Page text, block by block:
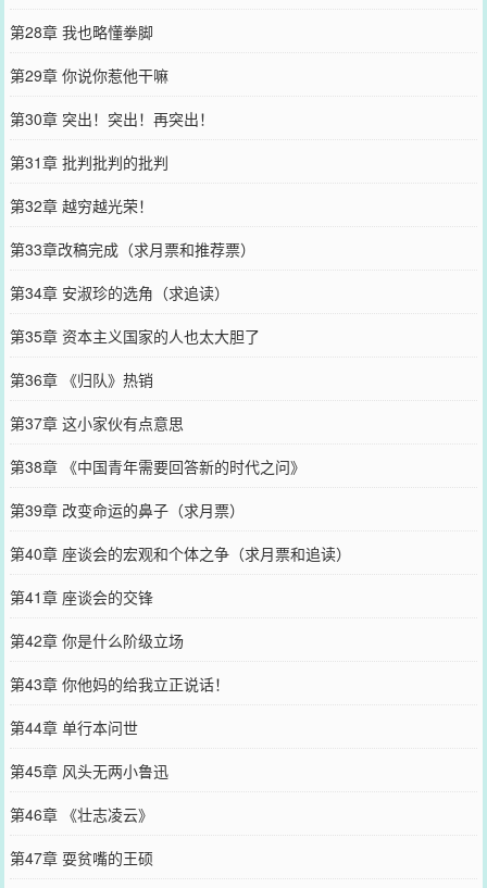
第28章 我也略懂拳脚
第29章 你说你惹他干嘛
第30章 突出！突出！再突出！
第31章 批判批判的批判
第32章 越穷越光荣！
第33章改稿完成（求月票和推荐票）
第34章 安淑珍的选角（求追读）
第35章 资本主义国家的人也太大胆了
第36章 《归队》热销
第37章 这小家伙有点意思
第38章 《中国青年需要回答新的时代之问》
第39章 改变命运的鼻子（求月票）
第40章 座谈会的宏观和个体之争（求月票和追读）
第41章 座谈会的交锋
第42章 你是什么阶级立场
第43章 你他妈的给我立正说话！
第44章 单行本问世
第45章 风头无两小鲁迅
第46章 《壮志凌云》
第47章 耍贫嘴的王硕